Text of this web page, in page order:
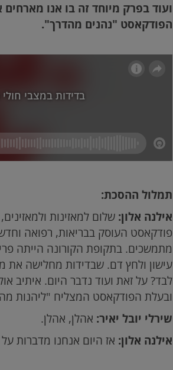
ועוד בפרק מיוחד זה בו אנו מארחים
הפודקאסט "נהנים מהדרך".
תמלול ההסכת:
אילנה אלון: שלום למאזינות
פודקאסט העוסק בבריאות, רפואה
מתמשכים. בתקופת הקורונה הייתה
עישון ולחץ דם. שבדידות מחלישה את
לבד? על זאת ועוד נדבר היום. איתיב
ובעלת הפודקאסט המצליח "ליהנות
שירלי יובל יאיר: אהלן, אהלן.
אילנה אלון: אז היום אנחנו מדברות על